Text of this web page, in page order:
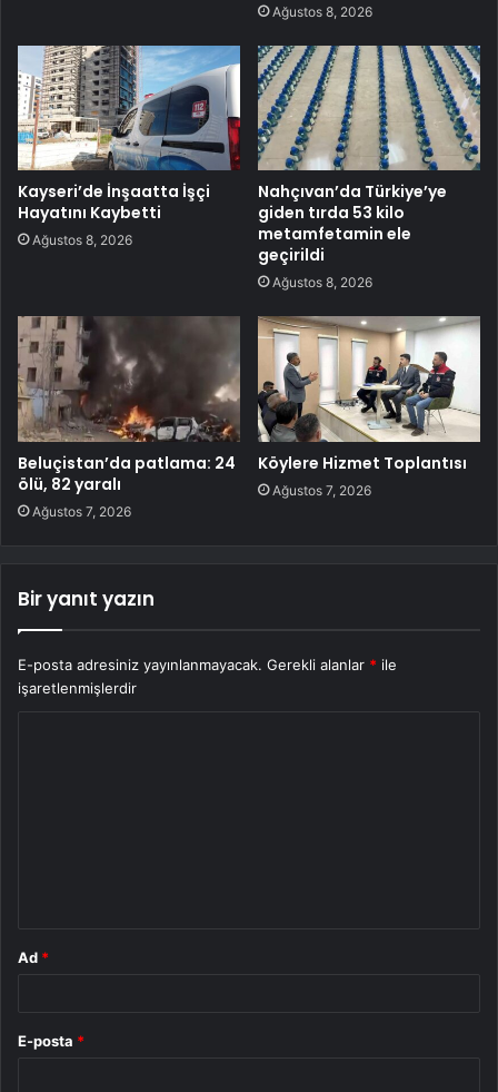
Ağustos 8, 2026
Kayseri’de İnşaatta İşçi
Hayatını Kaybetti
Ağustos 8, 2026
Nahçıvan’da Türkiye’ye
giden tırda 53 kilo
metamfetamin ele
geçirildi
Ağustos 8, 2026
Beluçistan’da patlama: 24
ölü, 82 yaralı
Ağustos 7, 2026
Köylere Hizmet Toplantısı
Ağustos 7, 2026
Bir yanıt yazın
E-posta adresiniz yayınlanmayacak. Gerekli alanlar * ile
işaretlenmişlerdir
Ad *
E-posta *